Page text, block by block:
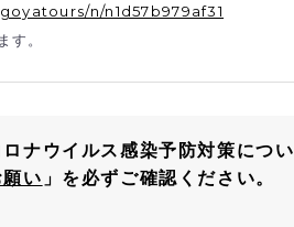
n/n1d57b979af31
す。
ナウイルス感染予防対策につい
い 」を必ずご確認ください。